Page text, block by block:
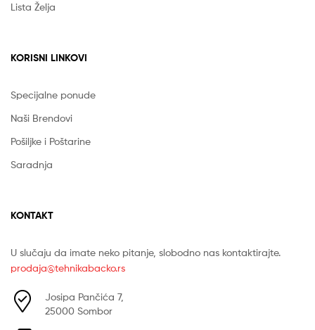
Lista Želja
KORISNI LINKOVI
Specijalne ponude
Naši Brendovi
Pošiljke i Poštarine
Saradnja
KONTAKT
U slučaju da imate neko pitanje, slobodno nas kontaktirajte.
prodaja@tehnikabacko.rs
Josipa Pančića 7,
25000 Sombor